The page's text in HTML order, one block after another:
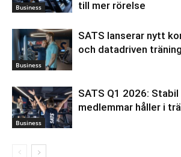
Business
till mer rörelse
Business
SATS lanserar nytt
och datadriven träning
Business
SATS Q1 2026:
medlemmar håller i